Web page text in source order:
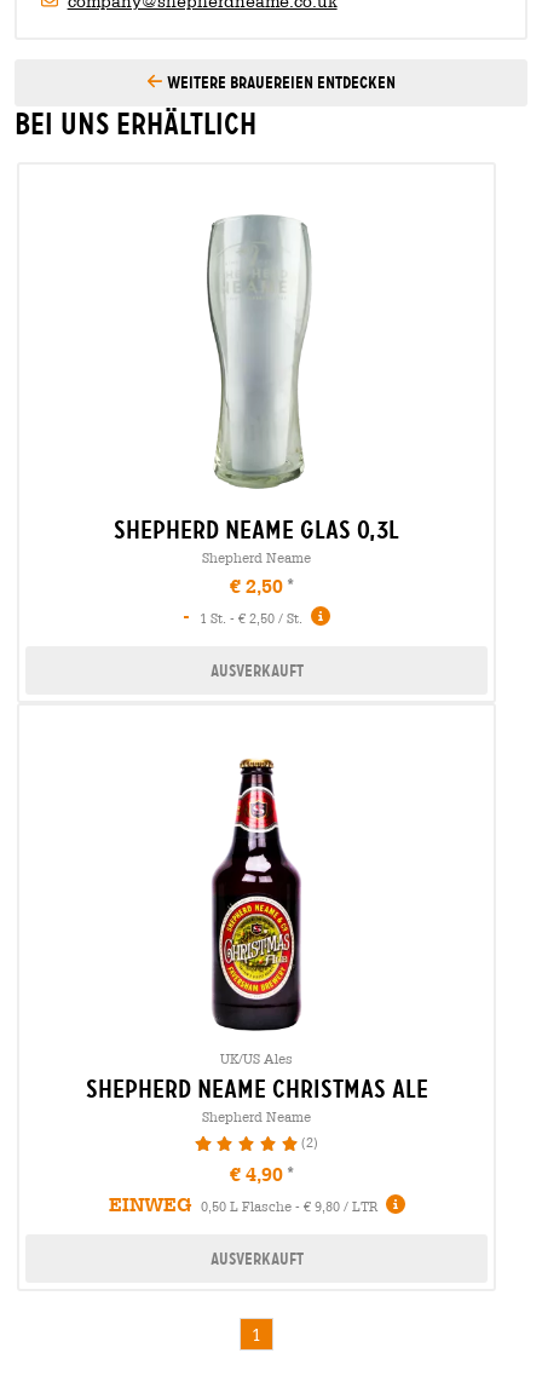
Weitere Brauereien entdecken
Bei uns erhältlich
shepherd neame glas 0,3l
Shepherd Neame
€ 2,50
-
1 St. - € 2,50 / St.
Ausverkauft
UK/US Ales
shepherd neame christmas ale
Shepherd Neame
100% (2)
€ 4,90
EINWEG
0,50 L Flasche - € 9,80 / LTR
Ausverkauft
1